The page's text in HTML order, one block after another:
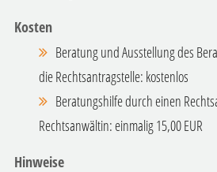
Kosten
Beratung und Ausstellung des
die Rechtsantragstelle: kostenlos
Beratungshilfe durch einen
Rechtsanwältin: einmalig 15,00 EUR
Hinweise